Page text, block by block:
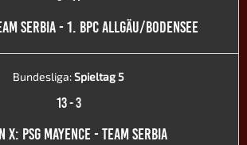
SERBIA - 1. BPC ALLGÄU/BODENSEE
Bundesliga:Spieltag 5
13-3
X: PSG MAYENCE - TEAM SERBIA